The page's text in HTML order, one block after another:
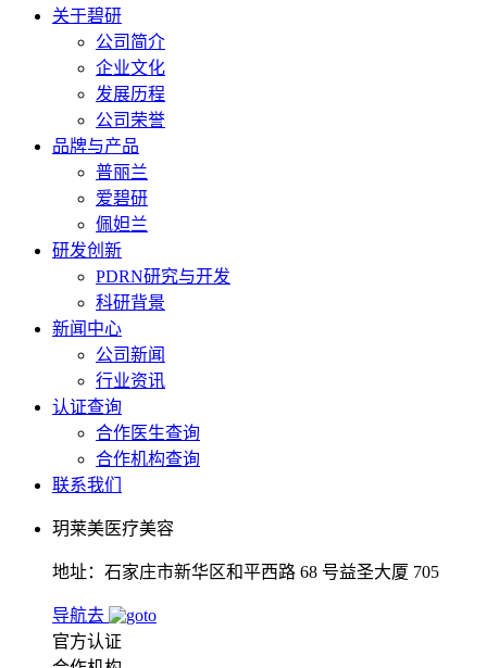
关于碧研
公司简介
企业文化
发展历程
公司荣誉
品牌与产品
普丽兰
爱碧研
佩妲兰
研发创新
PDRN研究与开发
科研背景
新闻中心
公司新闻
行业资讯
认证查询
合作医生查询
合作机构查询
联系我们
玥莱美医疗美容
地址：石家庄市新华区和平西路 68 号益圣大厦 705
导航去
官方认证